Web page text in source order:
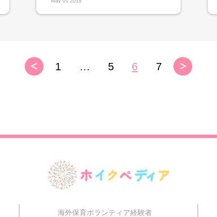
1 … 5 6 7
海外保育ボランティア経験者